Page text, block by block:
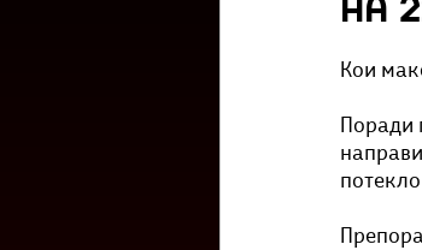
Културоглед
Кои
Поради